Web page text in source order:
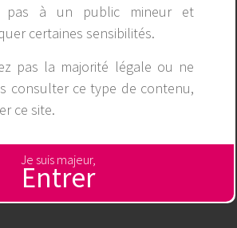
pas à un public mineur et
certaines sensibilités.
pas la majorité légale ou ne
consulter ce type de contenu,
ce site.
Je suis majeur,
Entrer